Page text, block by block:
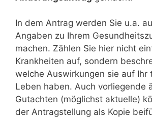
In dem Antrag werden Sie u.a.
Angaben zu Ihrem
machen. Zählen Sie hier nicht
Krankheiten auf, sondern
welche Auswirkungen sie auf Ihr
Leben haben. Auch vorliegende
Gutachten (möglichst aktuelle)
der Antragstellung als Kopie